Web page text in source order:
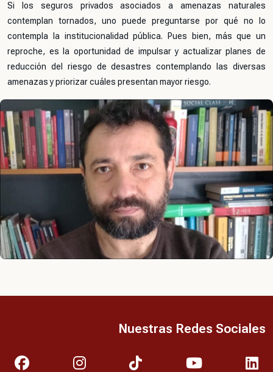
Si los seguros privados asociados a amenazas naturales
contemplan tornados, uno puede preguntarse por qué no lo
contempla la institucionalidad pública. Pues bien, más que un
reproche, es la oportunidad de impulsar y actualizar planes de
reducción del riesgo de desastres contemplando las diversas
amenazas y priorizar cuáles presentan mayor riesgo.
Nuestras Redes Sociales